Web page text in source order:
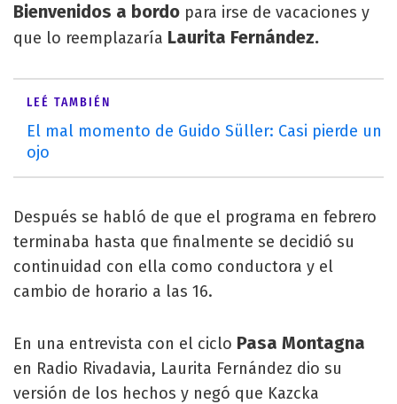
Bienvenidos a bordo para irse de vacaciones y
que lo reemplazaría Laurita Fernández.
LEÉ TAMBIÉN
El mal momento de Guido Süller: Casi pierde un
ojo
Después se habló de que el programa en febrero
terminaba hasta que finalmente se decidió su
continuidad con ella como conductora y el
cambio de horario a las 16.
En una entrevista con el ciclo Pasa Montagna
en Radio Rivadavia, Laurita Fernández dio su
versión de los hechos y negó que Kazcka